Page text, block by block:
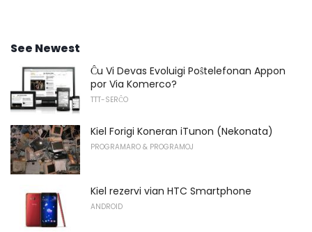
See Newest
Ĉu Vi Devas Evoluigi Poŝtelefonan Appon
por Via Komerco?
TTT-SERĈO
Kiel Forigi Koneran iTunon (Nekonata)
PROGRAMARO & PROGRAMOJ
Kiel rezervi vian HTC Smartphone
ANDROID